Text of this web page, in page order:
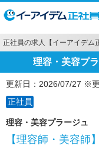
正社員の求人【イーアイデム
理容・美容プ
更新日：2026/07/27 ※
正社員
理容・美容プラージュ
【理容師・美容師